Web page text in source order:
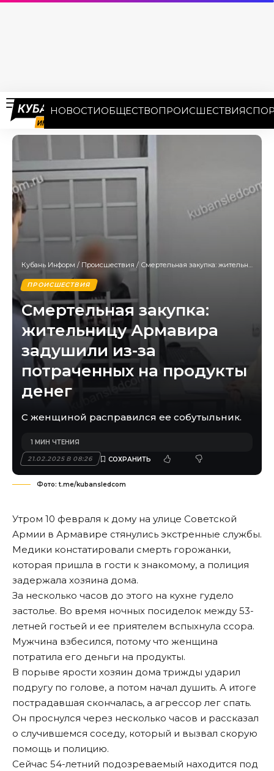
НОВОСТИОБЩЕСТВОПРОИСШЕСТВИЯ
Кубань Информ / Происшествия / Смертельная закупка: жительницу Армавира задушили из-за потраченных на продукты денег
ПРОИСШЕСТВИЯ
Смертельная закупка:
жительницу Армавира
задушили из-за
потраченных на продукты
денег
С женщиной расправился ее собутыльник.
21.02.2025 В 08:26
1 МИН ЧТЕНИЯ
Фото: t.me/kubansledcom
Утром 10 февраля к дому на улице Советской
Армии в Армавире стянулись экстренные службы.
Медики констатировали смерть горожанки,
которая пришла в гости к знакомому, а полиция
задержала хозяина дома.
За несколько часов до этого на кухне гудело
застолье. Во время ночных посиделок между 53-
летней гостьей и ее приятелем вспыхнула ссора.
Мужчина взбесился, потому что женщина
потратила его деньги на продукты.
В порыве ярости хозяин дома трижды ударил
подругу по голове, а потом начал душить. А итоге
пострадавшая скончалась, а агрессор лег спать.
Он проснулся через несколько часов и рассказал
о случившемся соседу, который и вызвал скорую
помощь и полицию.
Сейчас 54-летний подозреваемый находится под